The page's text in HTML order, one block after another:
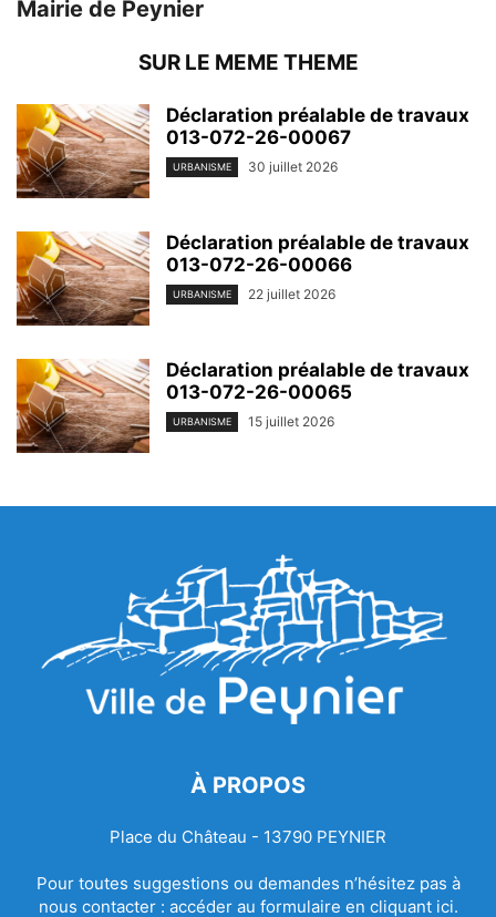
Mairie de Peynier
SUR LE MEME THEME
Déclaration préalable de travaux
013-072-26-00067
URBANISME 30 juillet 2026
Déclaration préalable de travaux
013-072-26-00066
URBANISME 22 juillet 2026
Déclaration préalable de travaux
013-072-26-00065
URBANISME 15 juillet 2026
À PROPOS
Place du Château - 13790 PEYNIER
Pour toutes suggestions ou demandes n’hésitez pas à
nous contacter : accéder au formulaire en cliquant ici.